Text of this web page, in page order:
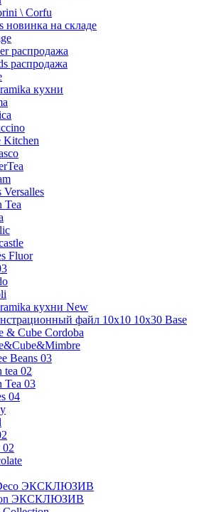
\ Corfu
новинка на складе
распродажа
распродажа
кухни
Kitchen
Versalles
Tea
Fluor
кухни New
файл 10x10 10x30 Base
& Cube Cordoba
Beans 03
tea 02
Tea 03
04
02
ЭКСКЛЮЗИВ
ЭКСКЛЮЗИВ